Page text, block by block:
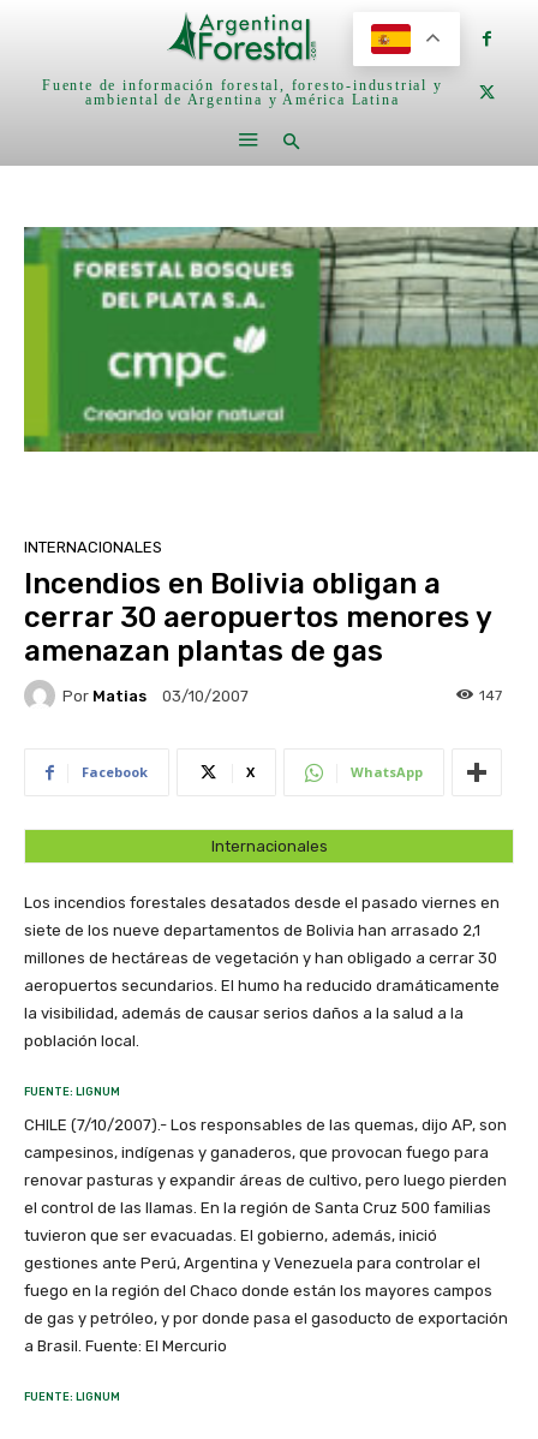
Fuente de información forestal, foresto-industrial y
ambiental de Argentina y América Latina
INTERNACIONALES
Incendios en Bolivia obligan a
cerrar 30 aeropuertos menores y
amenazan plantas de gas
Por Matias 03/10/2007 147
Facebook X WhatsApp
Internacionales
Los incendios forestales desatados desde el pasado viernes en
siete de los nueve departamentos de Bolivia han arrasado 2,1
millones de hectáreas de vegetación y han obligado a cerrar 30
aeropuertos secundarios. El humo ha reducido dramáticamente
la visibilidad, además de causar serios daños a la salud a la
población local.
FUENTE: LIGNUM
CHILE (7/10/2007).- Los responsables de las quemas, dijo AP, son
campesinos, indígenas y ganaderos, que provocan fuego para
renovar pasturas y expandir áreas de cultivo, pero luego pierden
el control de las llamas. En la región de Santa Cruz 500 familias
tuvieron que ser evacuadas. El gobierno, además, inició
gestiones ante Perú, Argentina y Venezuela para controlar el
fuego en la región del Chaco donde están los mayores campos
de gas y petróleo, y por donde pasa el gasoducto de exportación
a Brasil. Fuente: El Mercurio
FUENTE: LIGNUM